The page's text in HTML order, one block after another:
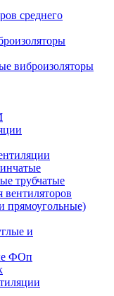
среднего
виброизоляторы
трубчатые
прямоугольные)
и
ФОп